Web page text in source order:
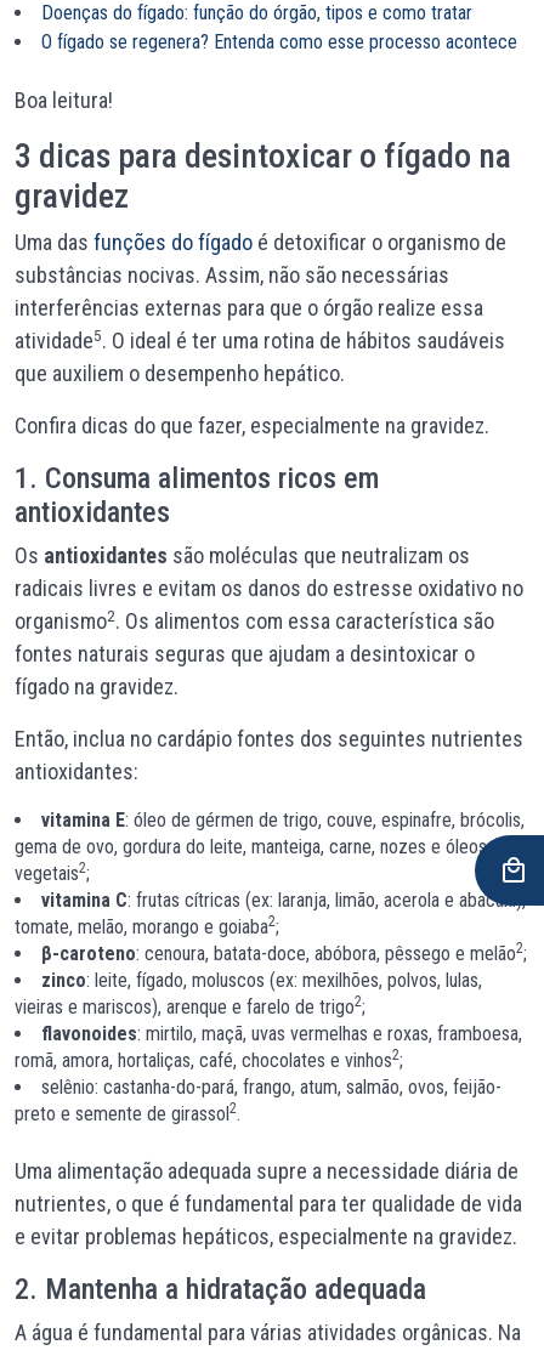
Doenças do fígado: função do órgão, tipos e como tratar
O fígado se regenera? Entenda como esse processo acontece
Boa leitura!
3 dicas para desintoxicar o fígado na
gravidez
Uma das funções do fígado é detoxificar o organismo de
substâncias nocivas. Assim, não são necessárias
interferências externas para que o órgão realize essa
atividade5. O ideal é ter uma rotina de hábitos saudáveis
que auxiliem o desempenho hepático.
Confira dicas do que fazer, especialmente na gravidez.
1. Consuma alimentos ricos em
antioxidantes
Os antioxidantes são moléculas que neutralizam os
radicais livres e evitam os danos do estresse oxidativo no
organismo2. Os alimentos com essa característica são
fontes naturais seguras que ajudam a desintoxicar o
fígado na gravidez.
Então, inclua no cardápio fontes dos seguintes nutrientes
antioxidantes:
vitamina E: óleo de gérmen de trigo, couve, espinafre, brócolis,
gema de ovo, gordura do leite, manteiga, carne, nozes e óleos
vegetais2;
vitamina C: frutas cítricas (ex: laranja, limão, acerola e abacaxi),
tomate, melão, morango e goiaba2;
β-caroteno: cenoura, batata-doce, abóbora, pêssego e melão2;
zinco: leite, fígado, moluscos (ex: mexilhões, polvos, lulas,
vieiras e mariscos), arenque e farelo de trigo2;
flavonoides: mirtilo, maçã, uvas vermelhas e roxas, framboesa,
romã, amora, hortaliças, café, chocolates e vinhos2;
selênio: castanha-do-pará, frango, atum, salmão, ovos, feijão-
preto e semente de girassol 2.
Uma alimentação adequada supre a necessidade diária de
nutrientes, o que é fundamental para ter qualidade de vida
e evitar problemas hepáticos, especialmente na gravidez.
2. Mantenha a hidratação adequada
A água é fundamental para várias atividades orgânicas. Na